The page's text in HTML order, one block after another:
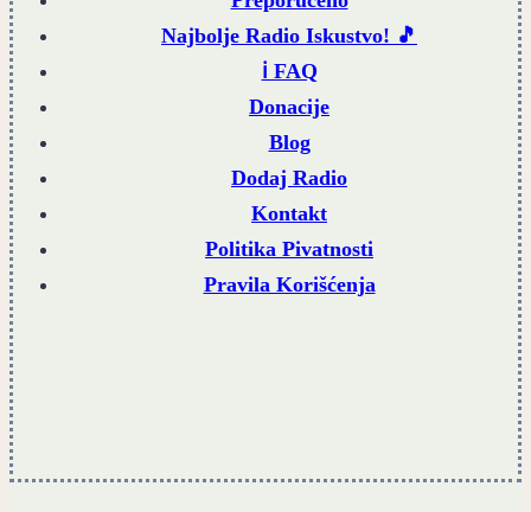
Najbolje Radio Iskustvo! 🎵
ℹ️ FAQ
Donacije
Blog
Dodaj Radio
Kontakt
Politika Pivatnosti
Pravila Korišćenja